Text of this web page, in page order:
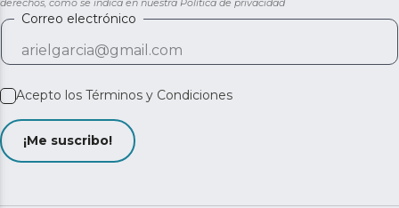
derechos, como se indica en nuestra Política de privacidad
Correo electrónico
Acepto los Términos y Condiciones
¡Me suscribo!